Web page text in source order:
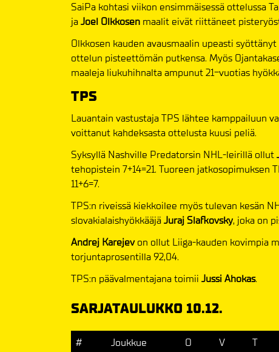
SaiPa kohtasi viikon ensimmäisessä ottelussa
jaJoel Olkkosen maalit eivät riittäneet
Olkkosen kauden avausmaalin upeasti syöttänyt
ottelun pisteettömän putkensa. Myös
maaleja liukuhihnalta ampunut 21-vuotias
TPS
Lauantain vastustaja TPS lähtee kamppailuun
voittanut kahdeksasta ottelusta kuusi peliä.
Syksyllä Nashville Predatorsin NHL-leirillä ollut
tehopistein 7+14=21. Tuoreen jatkosopimuksen
11+6=7.
TPS:n riveissä kiekkoilee myös tulevan kesän
slovakialaishyökkääjäJuraj Slafkovsky, joka on
Andrej Karejevon ollut Liiga-kauden kovimpia
torjuntaprosentilla 92,04.
TPS:n päävalmentajana toimii Jussi Ahokas.
SARJATAULUKKO 10.12.
# Joukkue O V T